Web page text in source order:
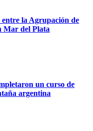
la Agrupación de
Mar del Plata
un curso de
argentina